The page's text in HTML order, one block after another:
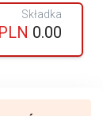
Składka
PLN 0.00